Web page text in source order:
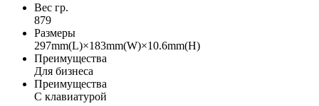
Вес гр.
879
Размеры
297mm(L)×183mm(W)×10.6mm(H)
Преимущества
Для бизнеса
Преимущества
С клавиатурой